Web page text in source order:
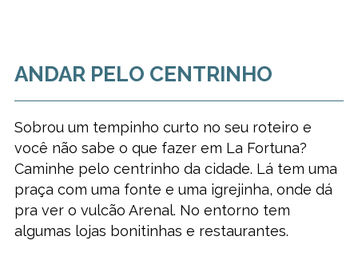
ANDAR PELO CENTRINHO
Sobrou um tempinho curto no seu roteiro e
você não sabe o que fazer em La Fortuna?
Caminhe pelo centrinho da cidade. Lá tem uma
praça com uma fonte e uma igrejinha, onde dá
pra ver o vulcão Arenal. No entorno tem
algumas lojas bonitinhas e restaurantes.